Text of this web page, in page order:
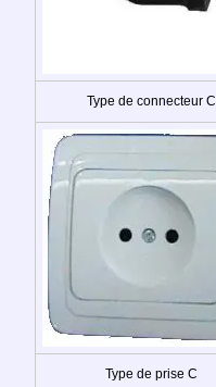
Type de connecteur C
Type de prise C